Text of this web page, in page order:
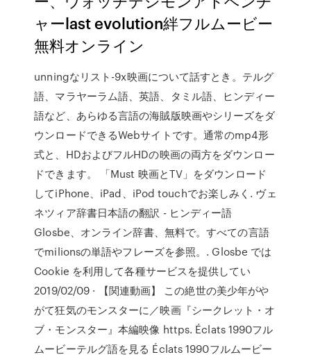
ャーlast evolution絆フルムービー
無料オンライン
unningなリスト-9x映画について話すとき。テルグ
語、マラヤーラム語、英語、タミル語、ヒンディー
語など、あらゆる言語の海賊版映画やシリーズをダ
ウンロードできるWebサイトです。通常のmp4形
式と、HDおよびフルHDの映画の両方をダウンロー
ドできます。 「Must 映画とTV」をダウンロード
してiPhone、iPad、iPod touchでお楽しみく. ヴェ
ネツィア辞書日本語の翻訳 - ヒンディー語
Glosbe、オンライン辞書、無料で。すべての言語
でmilionsの単語やフレーズを参照。. Glosbe では
Cookie を利用して各種サービスを提供してい
2019/02/09 · 【関連動画】 この絶世の美少年がや
がて狂気のモンスターに／映画『シークレット・オ
ブ・モンスター』本編映像 https. Éclats 1990フル
ムービーテルグ語を見る Éclats 1990フルムービー